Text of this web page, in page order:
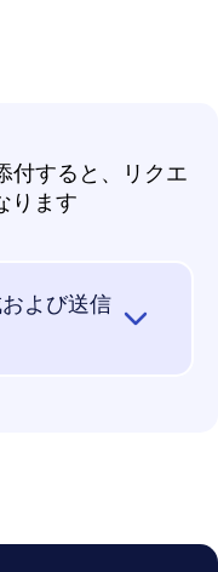
付すると、リクエ
ります
よび送信